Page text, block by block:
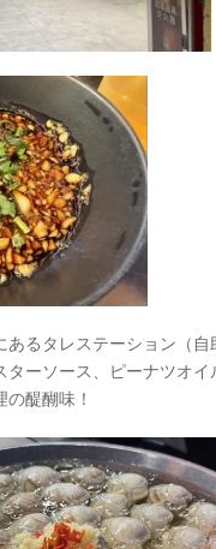
あるタレステーション（
ターソース、ピーナツオ
の醍醐味！